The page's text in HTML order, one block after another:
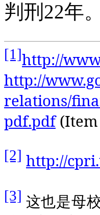
判刑 22年。
[1]http://
http://
relations/
pdf.pdf (Item
[2] http://
[3] 这也是母